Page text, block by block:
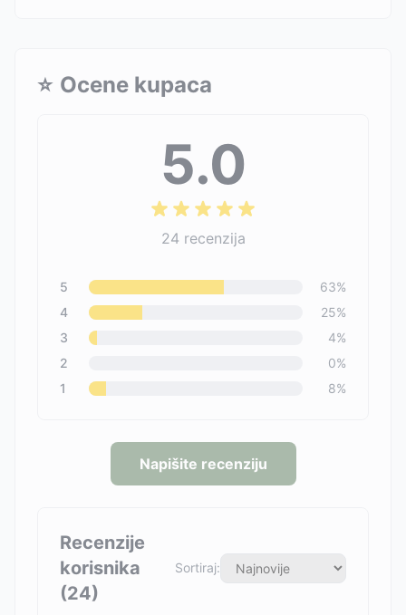
⭐ Ocene kupaca
5.0
24 recenzija
5 63%
4
25%
3
4%
2
0%
1
8%
Napišite recenziju
Recenzije
korisnika
(24)
Sortiraj: